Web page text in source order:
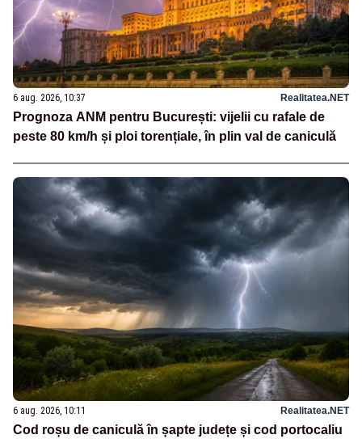
6 aug. 2026, 10:37 Realitatea.NET
Prognoza ANM pentru București: vijelii cu rafale de
peste 80 km/h și ploi torențiale, în plin val de caniculă
6 aug. 2026, 10:11 Realitatea.NET
Cod roșu de caniculă în șapte județe și cod portocaliu